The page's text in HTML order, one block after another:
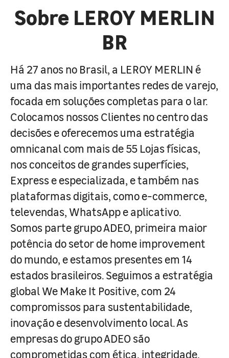
Sobre LEROY MERLIN
BR
Há 27 anos no Brasil, a LEROY MERLIN é
uma das mais importantes redes de varejo,
focada em soluções completas para o lar.
Colocamos nossos Clientes no centro das
decisões e oferecemos uma estratégia
omnicanal com mais de 55 Lojas físicas,
nos conceitos de grandes superfícies,
Express e especializada, e também nas
plataformas digitais, como e-commerce,
televendas, WhatsApp e aplicativo.
Somos parte grupo ADEO, primeira maior
potência do setor de home improvement
do mundo, e estamos presentes em 14
estados brasileiros. Seguimos a estratégia
global We Make It Positive, com 24
compromissos para sustentabilidade,
inovação e desenvolvimento local. As
empresas do grupo ADEO são
comprometidas com ética, integridade,